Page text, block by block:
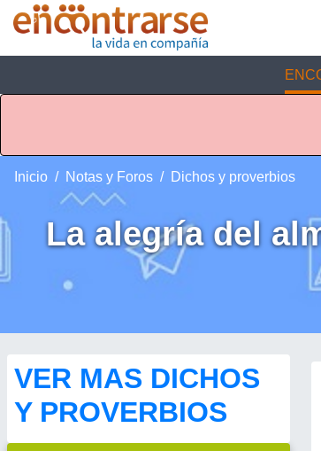
Inicio Notas y Foros Dichos y proverbios
La alegría del
VER MAS DICHOS
Y PROVERBIOS